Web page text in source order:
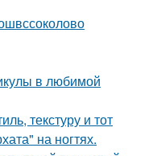
в любимой
текстуру и тот
на ногтях.